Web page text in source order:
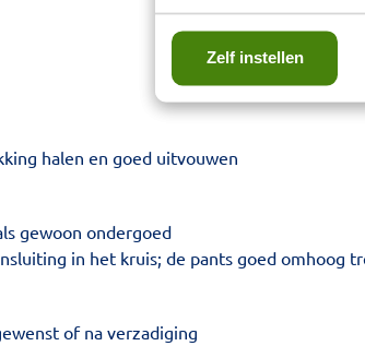
Zelf instellen
halen en goed uitvouwen
gewoon ondergoed
in het kruis; de pants goed omhoog
of na verzadiging